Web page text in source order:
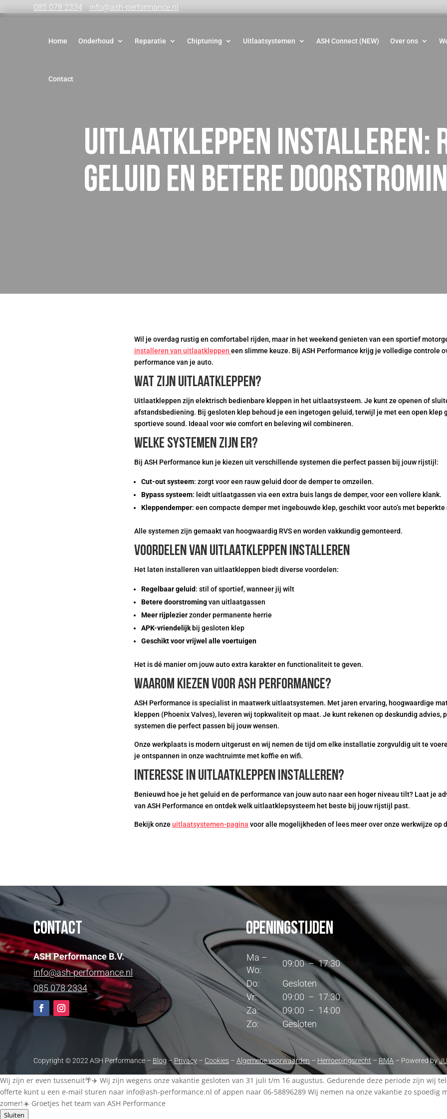
085 078 2334 info@ash-performance.nl
Home Onderhoud Reparatie Chiptuning Uitlaatsystemen ASH Connect (NEW) Over ons
Contact
Uitlaatkleppen installeren:
geluid en betere
Wil je overdag rustig en comfortabel rijden, maar in het weekend genieten van een sportief
installeren van uitlaatkleppen een slimme keuze. Bij ASH Performance krijg je volledige controle
performance van je auto.
Wat zijn uitlaatkleppen?
Uitlaatkleppen zijn elektrisch bedienbare kleppen in het uitlaatsysteem. Je kunt ze openen of
afstandsbediening. Bij gesloten klep behoud je een ingetogen geluid, terwijl je met een open klep
sportieve sound. Ideaal voor wie comfort en beleving wil combineren.
Welke systemen zijn er?
Bij ASH Performance kun je kiezen uit verschillende systemen die perfect passen bij jouw rijstijl:
Cut-out systeem: zorgt voor een rauw geluid door de demper te omzeilen.
Bypass systeem: leidt uitlaatgassen via een extra buis langs de demper, voor een vollere klank.
Kleppendemper: een compacte demper met ingebouwde klep, geschikt voor auto’s met
Alle systemen zijn gemaakt van hoogwaardig RVS en worden vakkundig gemonteerd.
Voordelen van uitlaatkleppen installeren
Het laten installeren van uitlaatkleppen biedt diverse voordelen:
Regelbaar geluid: stil of sportief, wanneer jij wilt
Betere doorstromingvan uitlaatgassen
Meer rijplezierzonder permanente herrie
APK-vriendelijkbij gesloten klep
Geschikt voor vrijwel alle voertuigen
Het is dé manier om jouw auto extra karakter en functionaliteit te geven.
Waarom kiezen voor ASH Performance?
ASH Performance is specialist in maatwerk uitlaatsystemen. Met jaren ervaring, hoogwaardige
kleppen (Phoenix Valves), leveren wij topkwaliteit op maat. Je kunt rekenen op deskundig advies,
systemen die perfect passen bij jouw wensen.
Onze werkplaats is modern uitgerust en wij nemen de tijd om elke installatie zorgvuldig uit te
je ontspannen in onze wachtruimte met koffie en wifi.
Interesse in uitlaatkleppen installeren?
Benieuwd hoe je het geluid en de performance van jouw auto naar een hoger niveau tilt? Laat je
van ASH Performance en ontdek welk uitlaatklepsysteem het beste bij jouw rijstijl past.
Bekijk onze uitlaatsystemen-pagina voor alle mogelijkheden of lees meer over onze werkwijze op
Contact
ASH Performance B.V.
info@ash-performance.nl
085 078 2334
Openingstijden
Ma –
Wo:
09:00 – 17:30
Do:
Gesloten
Vr:
09:00 – 17:30
Za:
09:00 – 14:00
Zo:
Gesloten
Copyright © 2022 ASH Performance – Blog– Privacy – Cookies –Algemene voorwaarden – Herroepingsrecht – RMA – Powered by
Wij zijn er even tussenuit🌴✈️ Wij zijn wegens onze vakantie gesloten van 31 juli t/m 16 augustus. Gedurende deze periode zijn wij
offerte kunt u een e-mail sturen naar info@ash-performance.nl of appen naar 06-58896289 Wij nemen na onze vakantie zo
zomer!☀️ Groetjes het team van ASH Performance
Sluiten